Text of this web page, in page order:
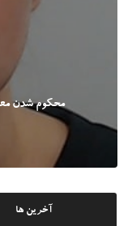
محکوم شدن
آخرین ها